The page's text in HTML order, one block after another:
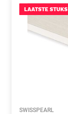
LAATSTE STUKS
SWISSPEARL